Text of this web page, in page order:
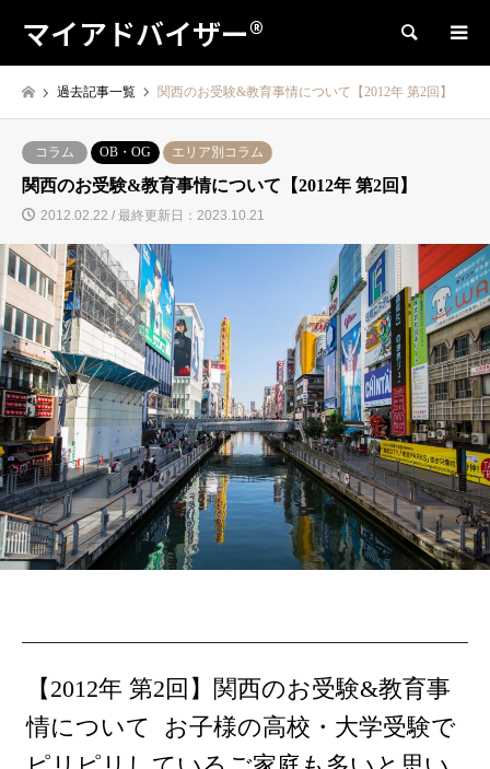
マイアドバイザー® 検索
過去記事一覧 関西のお受験&教育事情について【2012年 第2回】
コラム OB・OG エリア別コラム
関西のお受験&教育事情について【2012年 第2回】
2012.02.22 / 最終更新日：2023.10.21
【2012年 第2回】関西のお受験&教育事
情について お子様の高校・大学受験で